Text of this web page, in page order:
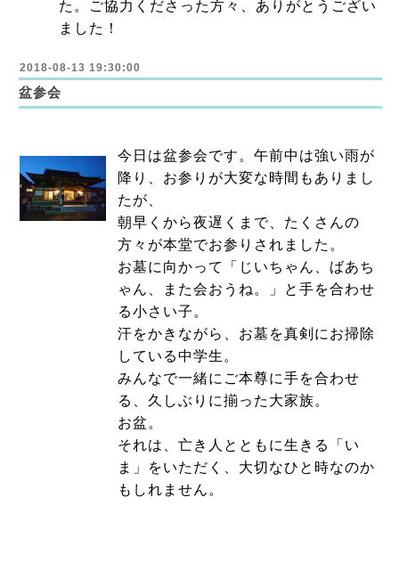
た。ご協力くださった方々、ありがとうござい
ました！
2018-08-13 19:30:00
盆参会
今日は盆参会です。午前中は強い雨が
降り、お参りが大変な時間もありまし
たが、
朝早くから夜遅くまで、たくさんの
方々が本堂でお参りされました。
お墓に向かって「じいちゃん、ばあち
ゃん、また会おうね。」と手を合わせ
る小さい子。
汗をかきながら、お墓を真剣にお掃除
している中学生。
みんなで一緒にご本尊に手を合わせ
る、久しぶりに揃った大家族。
お盆。
それは、亡き人とともに生きる「い
ま」をいただく、大切なひと時なのか
もしれません。